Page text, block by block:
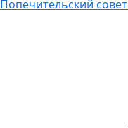
Попечительский совет